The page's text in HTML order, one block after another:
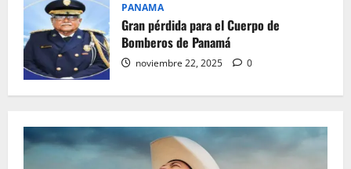
PANAMA
Gran pérdida para el Cuerpo de
Bomberos de Panamá
noviembre 22, 2025 0